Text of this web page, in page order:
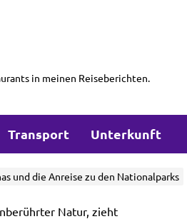
in meinen Reiseberichten.
Transport Unterkunft
und die Anreise zu den Nationalparks
Natur, zieht